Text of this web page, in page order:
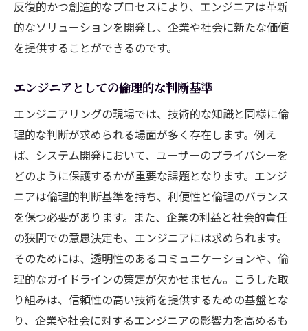
反復的かつ創造的なプロセスにより、エンジニアは革新
的なソリューションを開発し、企業や社会に新たな価値
を提供することができるのです。
エンジニアとしての倫理的な判断基準
エンジニアリングの現場では、技術的な知識と同様に倫
理的な判断が求められる場面が多く存在します。例え
ば、システム開発において、ユーザーのプライバシーを
どのように保護するかが重要な課題となります。エンジ
ニアは倫理的判断基準を持ち、利便性と倫理のバランス
を保つ必要があります。また、企業の利益と社会的責任
の狭間での意思決定も、エンジニアには求められます。
そのためには、透明性のあるコミュニケーションや、倫
理的なガイドラインの策定が欠かせません。こうした取
り組みは、信頼性の高い技術を提供するための基盤とな
り、企業や社会に対するエンジニアの影響力を高めるも